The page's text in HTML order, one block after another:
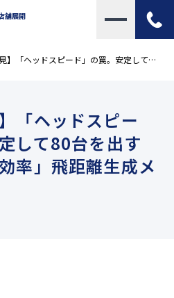
舗展開
【上級者必見】「ヘッドスピード」の罠。安定して80台を出すための「最大効率」飛距離生成メカニズム
「ヘッドスピー
して80台を出す
率」飛距離生成メ